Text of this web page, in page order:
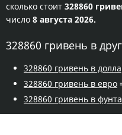
сколько стоит 328860
число 8 августа 2026.
328860 гривень в
328860 гривень в
328860 гривень в евро
328860 гривень в